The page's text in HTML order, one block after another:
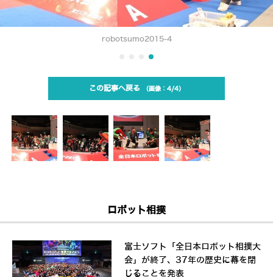
robotsumo2015-4
この記事へ戻る 4/4
ロボット相撲
富士ソフト「全日本ロボット相撲大
会」が終了、37年の歴史に幕を閉
じることを発表